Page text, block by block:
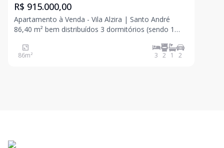
R$ 915.000,00
Apartamento à Venda - Vila Alzira | Santo André
86,40 m² bem distribuídos 3 dormitórios (sendo 1
integrada à cozinha Varanda Área de serviço 2 vagas
86m² 3 2 1 2